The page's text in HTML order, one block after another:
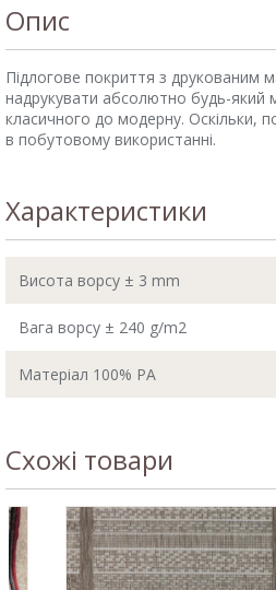
Опис
Підлогове покриття з друкованим
надрукувати абсолютно будь-який
класичного до модерну. Оскільки,
в побутовому використанні.
Характеристики
Висота ворсу ± 3 mm
Вага ворсу ± 240 g/m2
Матеріал 100% PA
Схожі товари